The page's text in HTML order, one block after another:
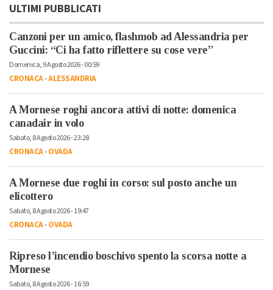
ULTIMI PUBBLICATI
Canzoni per un amico, flashmob ad Alessandria per
Guccini: “Ci ha fatto riflettere su cose vere”
Domenica, 9 Agosto 2026 - 00:59
CRONACA-ALESSANDRIA
A Mornese roghi ancora attivi di notte: domenica
canadair in volo
Sabato, 8 Agosto 2026 - 23:28
CRONACA-OVADA
A Mornese due roghi in corso: sul posto anche un
elicottero
Sabato, 8 Agosto 2026 - 19:47
CRONACA-OVADA
Ripreso l’incendio boschivo spento la scorsa notte a
Mornese
Sabato, 8 Agosto 2026 - 16:59